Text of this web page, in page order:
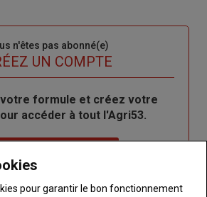
n'êtes pas abonné(e)
UN COMPTE
formule et créez votre
accéder à tout l'Agri53.
pour garantir le bon fonctionnement